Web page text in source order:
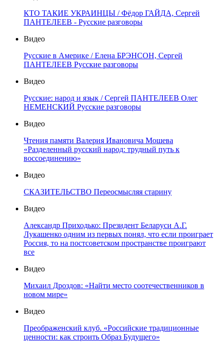
КТО ТАКИЕ УКРАИНЦЫ / Фёдор ГАЙДА, Сергей
ПАНТЕЛЕЕВ - Русские разговоры
Видео
Русские в Америке / Елена БРЭНСОН, Сергей
ПАНТЕЛЕЕВ Русские разговоры
Видео
Русские: народ и язык / Сергей ПАНТЕЛЕЕВ Олег
НЕМЕНСКИЙ Русские разговоры
Видео
Чтения памяти Валерия Ивановича Мошева
«Разделенный русский народ: трудный путь к
воссоединению»
Видео
СКАЗИТЕЛЬСТВО Переосмысляя старину
Видео
Александр Приходько: Президент Беларуси А.Г.
Лукашенко одним из первых понял, что если проиграет
Россия, то на постсоветском пространстве проиграют
все
Видео
Михаил Дроздов: «Найти место соотечественников в
новом мире»
Видео
Преображенский клуб. «Российские традиционные
ценности: как строить Образ Будущего»